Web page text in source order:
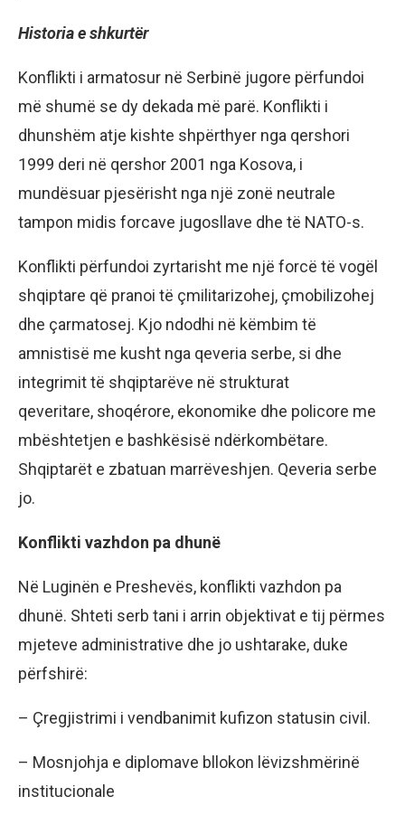
Historia e shkurtër
Konflikti i armatosur në Serbinë jugore përfundoi
më shumë se dy dekada më parë. Konflikti i
dhunshëm atje kishte shpërthyer nga qershori
1999 deri në qershor 2001 nga Kosova, i
mundësuar pjesërisht nga një zonë neutrale
tampon midis forcave jugosllave dhe të NATO-s.
Konflikti përfundoi zyrtarisht me një forcë të vogël
shqiptare që pranoi të çmilitarizohej, çmobilizohej
dhe çarmatosej. Kjo ndodhi në këmbim të
amnistisë me kusht nga qeveria serbe, si dhe
integrimit të shqiptarëve në strukturat
qeveritare, shoqérore, ekonomike dhe policore me
mbështetjen e bashkësisë ndërkombëtare.
Shqiptarët e zbatuan marrëveshjen. Qeveria serbe
jo.
Konflikti vazhdon pa dhunë
Në Luginën e Preshevës, konflikti vazhdon pa
dhunë. Shteti serb tani i arrin objektivat e tij përmes
mjeteve administrative dhe jo ushtarake, duke
përfshirë:
– Çregjistrimi i vendbanimit kufizon statusin civil.
– Mosnjohja e diplomave bllokon lëvizshmërinë
institucionale